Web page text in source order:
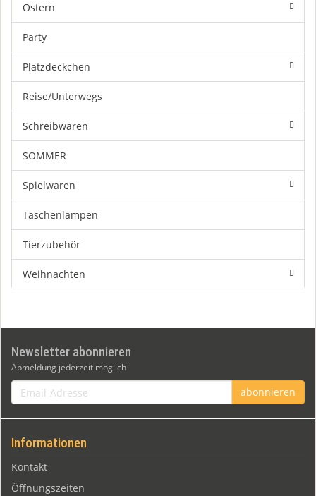
Ostern
Party
Platzdeckchen
Reise/Unterwegs
Schreibwaren
SOMMER
Spielwaren
Taschenlampen
Tierzubehör
Weihnachten
Newsletter abonnieren
Abmeldung jederzeit möglich
Email-
Adresse
abonnieren
Informationen
Kontakt
Öffnungszeiten